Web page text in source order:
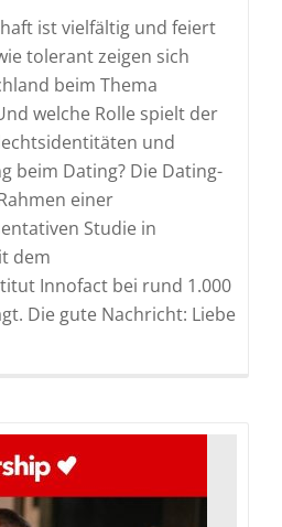
ist vielfältig und feiert
tolerant zeigen sich
beim Thema
welche Rolle spielt der
und
beim Dating? Die Dating-
einer
Studie in
dem
Innofact bei rund 1.000
Die gute Nachricht: LiebeRead